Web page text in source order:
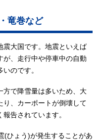
竜巻など
震大国です。地震といえば
が、走行中や停車中の自動
のです。
方で降雪量は多いため、大
り、カーポートが倒壊して
告されています。
(ひょう)が発生することがあ